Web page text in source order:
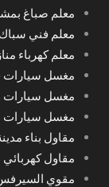
معلم صباغ
معلم فني
معلم كهرباء
مغسل سيارات
مغسل سيارات
مغسل سيارات
مقاول بناء مدينة
مقاول كهربائي
مقوي السيرفس